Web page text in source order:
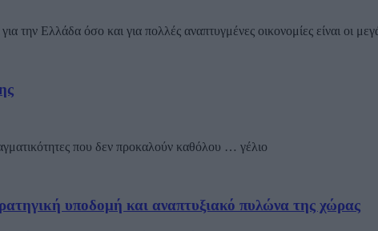
την Ελλάδα όσο και για πολλές αναπτυγμένες οικονομίες είναι οι
που δεν προκαλούν καθόλου … γέλιο
υποδομή και αναπτυξιακό πυλώνα της χώρας